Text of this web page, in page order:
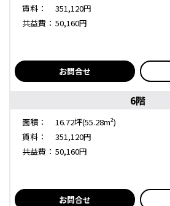
賃料：
351,120円
共益費： 50,160円
お問合せ
6階
面積：
16.72坪(55.28m²)
賃料：
351,120円
共益費： 50,160円
お問合せ